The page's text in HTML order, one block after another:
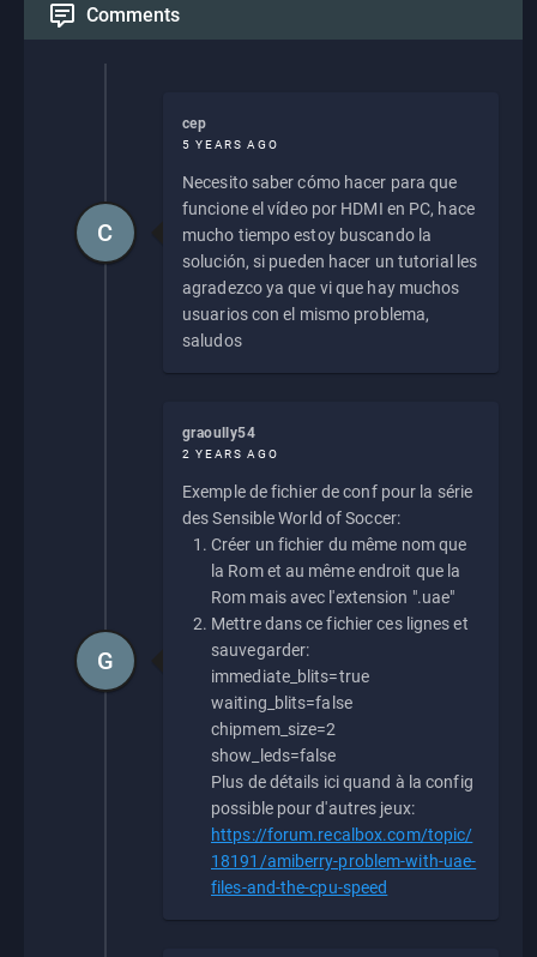
Comments
cep
5 YEARS AGO
Necesito saber cómo hacer para que
funcione el vídeo por HDMI en PC, hace
mucho tiempo estoy buscando la
solución, si pueden hacer un tutorial les
agradezco ya que vi que hay muchos
usuarios con el mismo problema,
saludos
C
graoully54
2 YEARS AGO
Exemple de fichier de conf pour la série
des Sensible World of Soccer:
Créer un fichier du même nom que
la Rom et au même endroit que la
Rom mais avec l'extension ".uae"
Mettre dans ce fichier ces lignes et
sauvegarder:
immediate_blits=true
waiting_blits=false
chipmem_size=2
show_leds=false
Plus de détails ici quand à la config
possible pour d'autres jeux:
https://forum.recalbox.com/topic/
18191/amiberry-problem-with-uae-
files-and-the-cpu-speed
G